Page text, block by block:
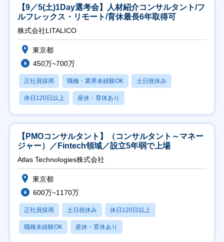
【9／5(土)1Day選考会】人材紹介コンサルタント/フ
ルフレックス・リモート/育休最長6年取得可
株式会社LITALICO
東京都
450万~700万
正社員採用 職種・業界未経験OK 土日祝休み
休日120日以上 産休・育休あり
【PMOコンサルタント】（コンサルタント～マネー
ジャー）／Fintech領域／設立5年弱で上場
Atlas Technologies株式会社
東京都
600万~1170万
正社員採用 土日祝休み 休日120日以上
職種未経験OK 産休・育休あり